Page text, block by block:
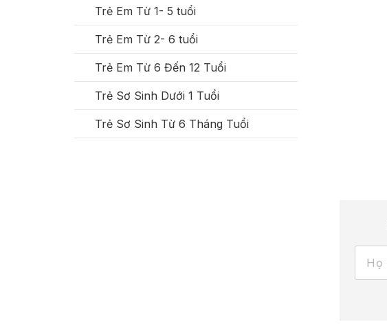
Trẻ Em Từ 1- 5 tuổi
Trẻ Em Từ 2- 6 tuổi
Trẻ Em Từ 6 Đến 12 Tuổi
Trẻ Sơ Sinh Dưới 1 Tuổi
Trẻ Sơ Sinh Từ 6 Tháng Tuổi